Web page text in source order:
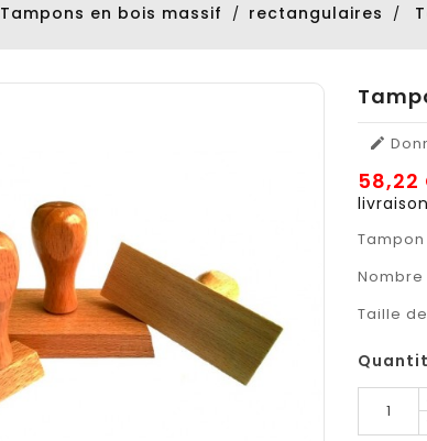
Tampons en bois massif rectangulaires

58,22
Taille